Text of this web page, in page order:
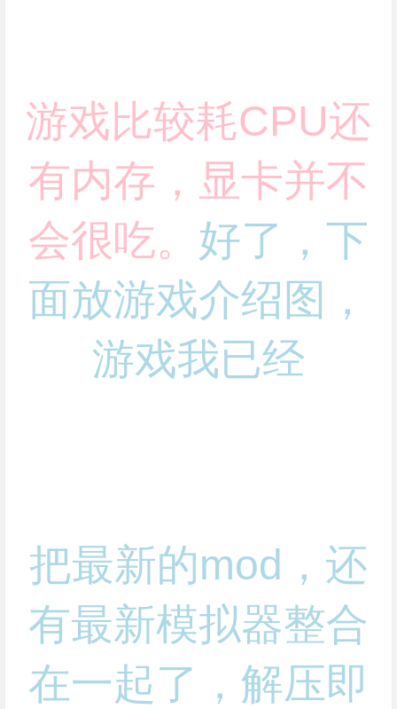
游戏比较耗CPU还
有内存，显卡并不
会很吃。 好了，下
面放游戏介绍图，
游戏我已经
把最新的mod，还
有最新模拟器整合
在一起了，解压即